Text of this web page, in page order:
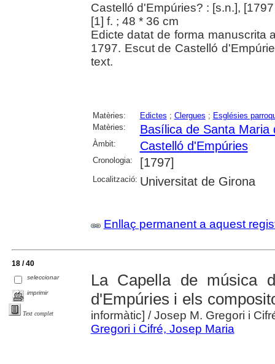
Castelló d'Empúries? : [s.n.],
[1] f. ; 48 * 36 cm
Edicte datat de forma manuscrita
1797. Escut de Castelló
text.
Matèries: Edictes ; Clergues ; Esglésies
Matèries:
Basílica de Santa Maria
Àmbit: Castelló d'Empúries
Cronologia: [1797]
Localització: Universitat de Girona
Enllaç permanent a aquest
18 / 40
seleccionar
imprimir
Text complet
La Capella de música
d'Empúries i els
informàtic] / Josep M. Gregori i
Gregori i Cifré, Josep Maria